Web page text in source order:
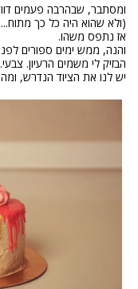
ומסתבר, שבהרבה פעמים
(ולא שהוא היה כל כך מתוח...
אז נתפס משהו.
והנה, ממש ימים ספורים
הבזיק לי משמים הרעיון.
יש לנו את הציוד הנדרש,